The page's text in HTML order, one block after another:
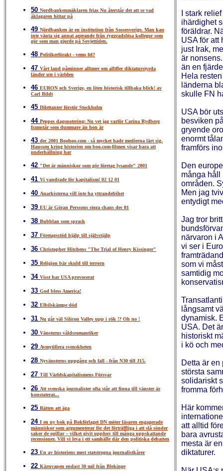
50 Nordbankenmäklaren frias Nu återstår det att se vad
åklagaren hittar på
49 Nördbanken är en institution från Sossesverige. Man kan
inte vänta sig annat agerande från ryggradslösa kollegor som
gör som man gjorde på Sovjettiden.
48 Politikerförakt - vems fel?
47 Vårt land påminner alltmer om alltfler diktaturstyrda
länder ute i världen
46 EURON och Sverige, en liten historisk tillbaka blick! av
Carl Bildt
45 Dilettanter förstör Stockholm
44 Peppes dagsnotering: Nu vet jag varför Carina Rydberg
framstår som dummare än hon är
43 dec 2001 Boohoo.com - så mycket hade medierna lärt sig.
Haussen kring historien om boo.com-filmen visar bara att
underhållning har
42 "Det är människor som gör företag lysande" 2001
41 Vi vandrade för kapitalism! 02 12 01
40 Anarkisterna vill inte ha yttrandefrihet
39 EU är Göran Perssons stora chans dec 01
38 Bubblan som sprack
37 Företagsstöd hjälp till självstjälp
36 Christopher Hitchens "The Trial of Henry Kissinger"
35 Religion bär skuld till terrorn
34 Visst har USA provocerat
33 God bless America!
32 Elbilskämpe död
31 Nu går väl Silicon Valley upp i rök !? Oh no !
30 Vänsterns våldsromantiker
29 Avmytifiera svenskheten
28 Nyvänsterns uppgång och fall - från N30 till J15.
27 Till Världskapitalismens Försvar
26 Att svenska journalister ofta står att finna till vänster är
konstaterat...
25 Rätten att äga
24 I en ny bok på Bokförlaget DN möter läsaren engagerade
människor som argumenterar för det förträffliga i att slå sönder
saker de ogillar – vilket givit upphov till många uppskattande
recensioner. Vill vi leva i ett samhälle där den politiska debatten
23 En av historiens mest statstrogna journalistkårer
22 Kärnvapen endast 30 mil från Blekinge
I stark
ihärdighet
föräldrar.
USA för att
just Irak,
är
än en
Hela
länderna
skulle FN
USA bör
besviken
gryende
enormt
framförs
Den
många håll
områden.
Men jag
entydigt
Jag tror
närvaron i
vi ser i
som vi
samtidig
långsamt
dynamisk.
USA. Det
historiskt
i kö och
Detta är
största
solidariskt
fromma
Här
att alltid
bara
mesta är
diktaturer.